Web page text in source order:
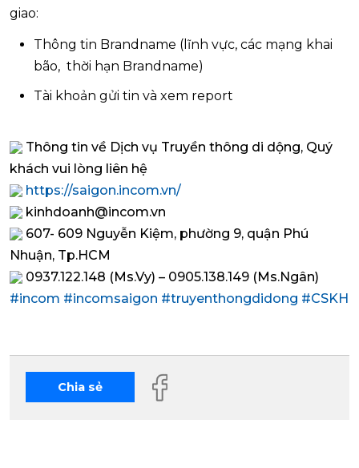
giao:
Thông tin Brandname (lĩnh vực, các mạng khai
bão, thời hạn Brandname)
Tài khoản gửi tin và xem report
Thông tin về Dịch vụ Truyền thông di dộng, Quý
khách vui lòng liên hệ
https://saigon.incom.vn/
kinhdoanh@incom.vn
607- 609 Nguyễn Kiệm, phường 9, quận Phú
Nhuận, Tp.HCM
0937.122.148 (Ms.Vy) – 0905.138.149 (Ms.Ngân)
#incom #incomsaigon #truyenthongdidong #CSKH
Chia sẻ